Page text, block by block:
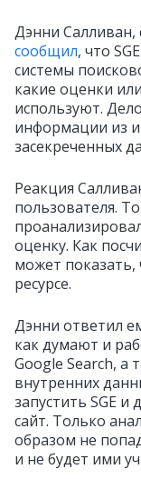
Дэнни Салливан,
сообщил, что
системы
какие оценки
используют.
информации из
засекреченных
Реакция
пользователя.
оценку. Как
может
ресурсе.
Дэнни ответил
как думают и
Google Search, а
внутренних
запустить SGE
сайт. Только
образом не
и не будет ими